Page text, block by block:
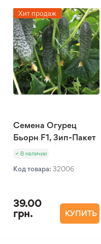
Хит продаж
Семена Огурец
Бьорн F1, Зип-Пакет
В наличии
Код товара: 32006
39.00
грн.
КУПИТЬ